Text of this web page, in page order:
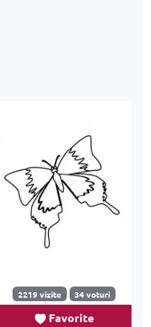
2219 vizite 34 voturi
Favorite